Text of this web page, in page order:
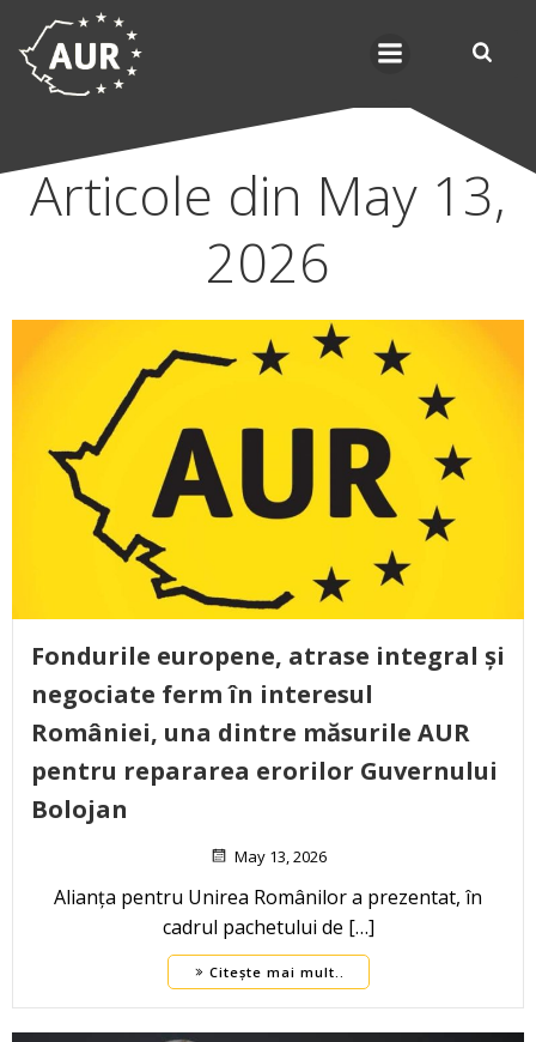
Articole din May 13,
2026
Fondurile europene, atrase integral și
negociate ferm în interesul
României, una dintre măsurile AUR
pentru repararea erorilor Guvernului
Bolojan
May 13, 2026
Alianța pentru Unirea Românilor a prezentat, în
cadrul pachetului de […]
Citește mai mult..